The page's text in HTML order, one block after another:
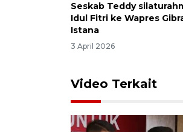
Seskab Teddy
Idul Fitri ke Wapres
Istana
3 April 2026
Video Terkait